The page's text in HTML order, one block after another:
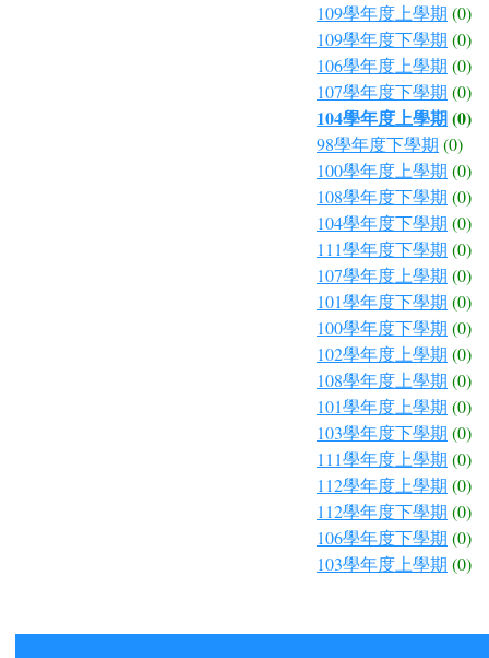
109學年度上學期 (0)
109學年度下學期 (0)
106學年度上學期 (0)
107學年度下學期 (0)
104學年度上學期(0)
98學年度下學期 (0)
100學年度上學期 (0)
108學年度下學期 (0)
104學年度下學期 (0)
111學年度下學期 (0)
107學年度上學期 (0)
101學年度下學期 (0)
100學年度下學期 (0)
102學年度上學期 (0)
108學年度上學期 (0)
101學年度上學期 (0)
103學年度下學期 (0)
111學年度上學期 (0)
112學年度上學期 (0)
112學年度下學期 (0)
106學年度下學期 (0)
103學年度上學期 (0)